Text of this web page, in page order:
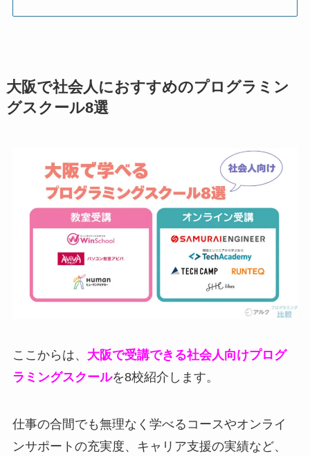
大阪で社会人におすすめのプログラミン
グスクール8選
ここからは、 大阪で受講できる社会人向けプログ
ラミングスクールを8校紹介します。
仕事の合間でも無理なく学べるコースやオンライ
ンサポートの充実度、キャリア支援の実績など、